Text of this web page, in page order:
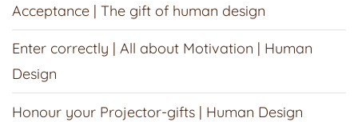
Acceptance | The gift of human design
Enter correctly | All about Motivation | Human
Design
Honour your Projector-gifts | Human Design